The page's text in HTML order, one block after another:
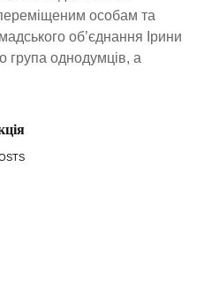
особам та
об’єднання Ірини
група однодумців, а